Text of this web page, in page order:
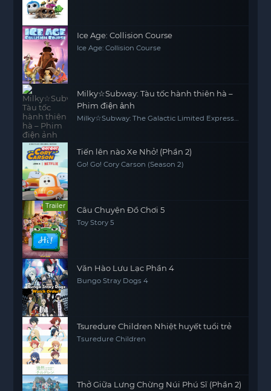
Ice Age: Collision Course
Ice Age: Collision Course
Milky☆Subway: Tàu tốc hành thiên hà –
Phim điện ảnh
Milky☆Subway: The Galactic Limited Express -
Tiến lên nào Xe Nhỏ! (Phần 2)
Go! Go! Cory Carson (Season 2)
Trailer Câu Chuyện Đồ Chơi 5
Toy Story 5
Văn Hào Lưu Lạc Phần 4
Bungo Stray Dogs 4
Tsuredure Children Nhiệt huyết tuổi trẻ
Tsuredure Children
Thở Giữa Lưng Chừng Núi Phú Sĩ (Phần 2)